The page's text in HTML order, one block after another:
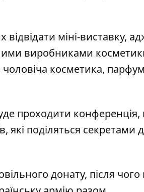
міні-виставку,
виробниками
косметика,
проходити конференція,
які поділяться секретами
донату, після